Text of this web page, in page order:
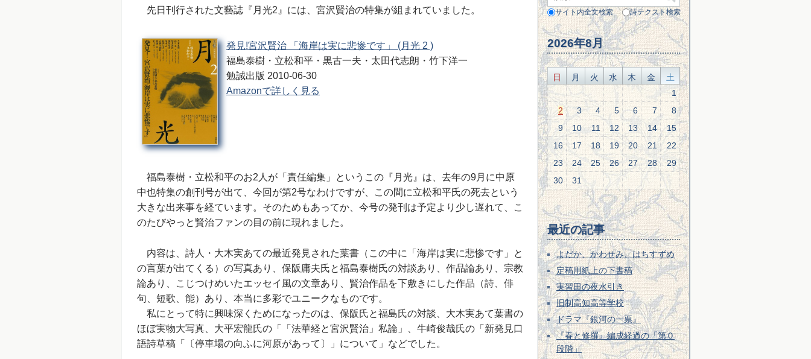
先日刊行された文藝誌『月光2』には、宮沢賢治の特集が組まれていました。
発見!宮沢賢治 「海岸は実に悲惨です」 (月光 2 )
福島泰樹・立松和平・黒古一夫・太田代志朗・竹下洋一
勉誠出版 2010-06-30
Amazonで詳しく見る
福島泰樹・立松和平のお2人が「責任編集」というこの『月光』は、去年の9月に中原
中也特集の創刊号が出て、今回が第2号なわけですが、この間に立松和平氏の死去という
大きな出来事を経ています。そのためもあってか、今号の発刊は予定より少し遅れて、こ
のたびやっと賢治ファンの目の前に現れました。
内容は、詩人・大木実あての最近発見された葉書（この中に「海岸は実に悲惨です」と
の言葉が出てくる）の写真あり、保阪庸夫氏と福島泰樹氏の対談あり、作品論あり、宗教
論あり、こじつけめいたエッセイ風の文章あり、賢治作品を下敷きにした作品（詩、俳
句、短歌、能）あり、本当に多彩でユニークなものです。
私にとって特に興味深くためになったのは、保阪氏と福島氏の対談、大木実あて葉書の
ほぼ実物大写真、大平宏龍氏の「「法華経と宮沢賢治」私論」、牛崎俊哉氏の「新発見口
語詩草稿「〔停車場の向ふに河原があって〕」について」などでした。
サイト内全文検索 詩テクスト検索
2026年8月
日 月 火 水 木 金
土
1
2
3 4 5 6 7
8
9
10 11 12 13 14
15
16
17 18 19 20 21
22
23
24 25 26 27 28
29
30
31
最近の記事
よだか、かわせみ、はちすずめ
定稿用紙上の下書稿
実習田の夜水引き
旧制高知高等学校
ドラマ『銀河の一票』
『春と修羅』編成経過の「第０
段階」